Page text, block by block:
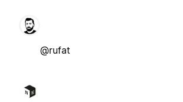
@rufat